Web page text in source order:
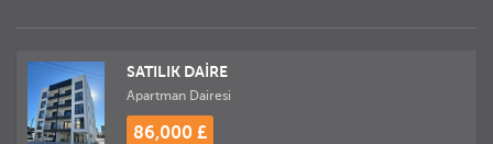
SATILIK DAİRE
Apartman Dairesi
86,000 £